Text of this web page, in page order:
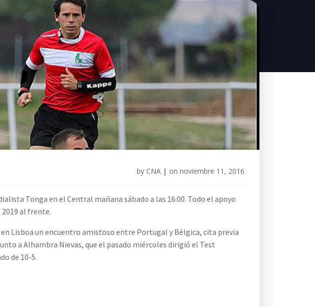
by CNA | on noviembre 11, 2016
Tonga en el Central mañana sábado a las 16:00. Todo el apoyo
al frente.
Lisboa un encuentro amistoso entre Portugal y Bélgica, cita previa
a Alhambra Nievas, que el pasado miércoles dirigió el Test
de 10-5.